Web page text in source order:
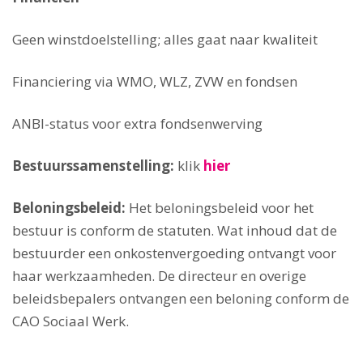
Geen winstdoelstelling; alles gaat naar kwaliteit
Financiering via WMO, WLZ, ZVW en fondsen
ANBI-status voor extra fondsenwerving
Bestuurssamenstelling: klik hier
Beloningsbeleid: Het beloningsbeleid voor het
bestuur is conform de statuten. Wat inhoud dat de
bestuurder een onkostenvergoeding ontvangt voor
haar werkzaamheden. De directeur en overige
beleidsbepalers ontvangen een beloning conform de
CAO Sociaal Werk.